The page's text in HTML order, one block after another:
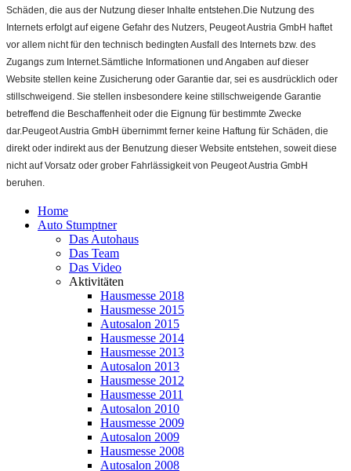
Schäden, die aus der Nutzung dieser Inhalte entstehen.Die Nutzung des
Internets erfolgt auf eigene Gefahr des Nutzers, Peugeot Austria GmbH haftet
vor allem nicht für den technisch bedingten Ausfall des Internets bzw. des
Zugangs zum Internet.Sämtliche Informationen und Angaben auf dieser
Website stellen keine Zusicherung oder Garantie dar, sei es ausdrücklich oder
stillschweigend. Sie stellen insbesondere keine stillschweigende Garantie
betreffend die Beschaffenheit oder die Eignung für bestimmte Zwecke
dar.Peugeot Austria GmbH übernimmt ferner keine Haftung für Schäden, die
direkt oder indirekt aus der Benutzung dieser Website entstehen, soweit diese
nicht auf Vorsatz oder grober Fahrlässigkeit von Peugeot Austria GmbH
beruhen.
Home
Auto Stumptner
Das Autohaus
Das Team
Das Video
Aktivitäten
Hausmesse 2018
Hausmesse 2015
Autosalon 2015
Hausmesse 2014
Hausmesse 2013
Autosalon 2013
Hausmesse 2012
Hausmesse 2011
Autosalon 2010
Hausmesse 2009
Autosalon 2009
Hausmesse 2008
Autosalon 2008